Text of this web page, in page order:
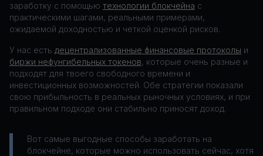
заработку с помощью технологии блокчейна с
практическими шагами, реальными примерами,
ожидаемой доходностью и четкой оценкой рисков.
У нас есть децентрализованные финансовые протоколы и
биржи нефунгибельных токенов, которые очень разные и
подходят для твоего свободного времени и
инвестиционных возможностей. Обе стратегии показали
свою прибыльность в реальных рыночных условиях, и при
правильном подходе они стабильно приносят доход.
Вот самые выгодные способы заработать на
блокчейне, которые можно использовать сейчас, хотя